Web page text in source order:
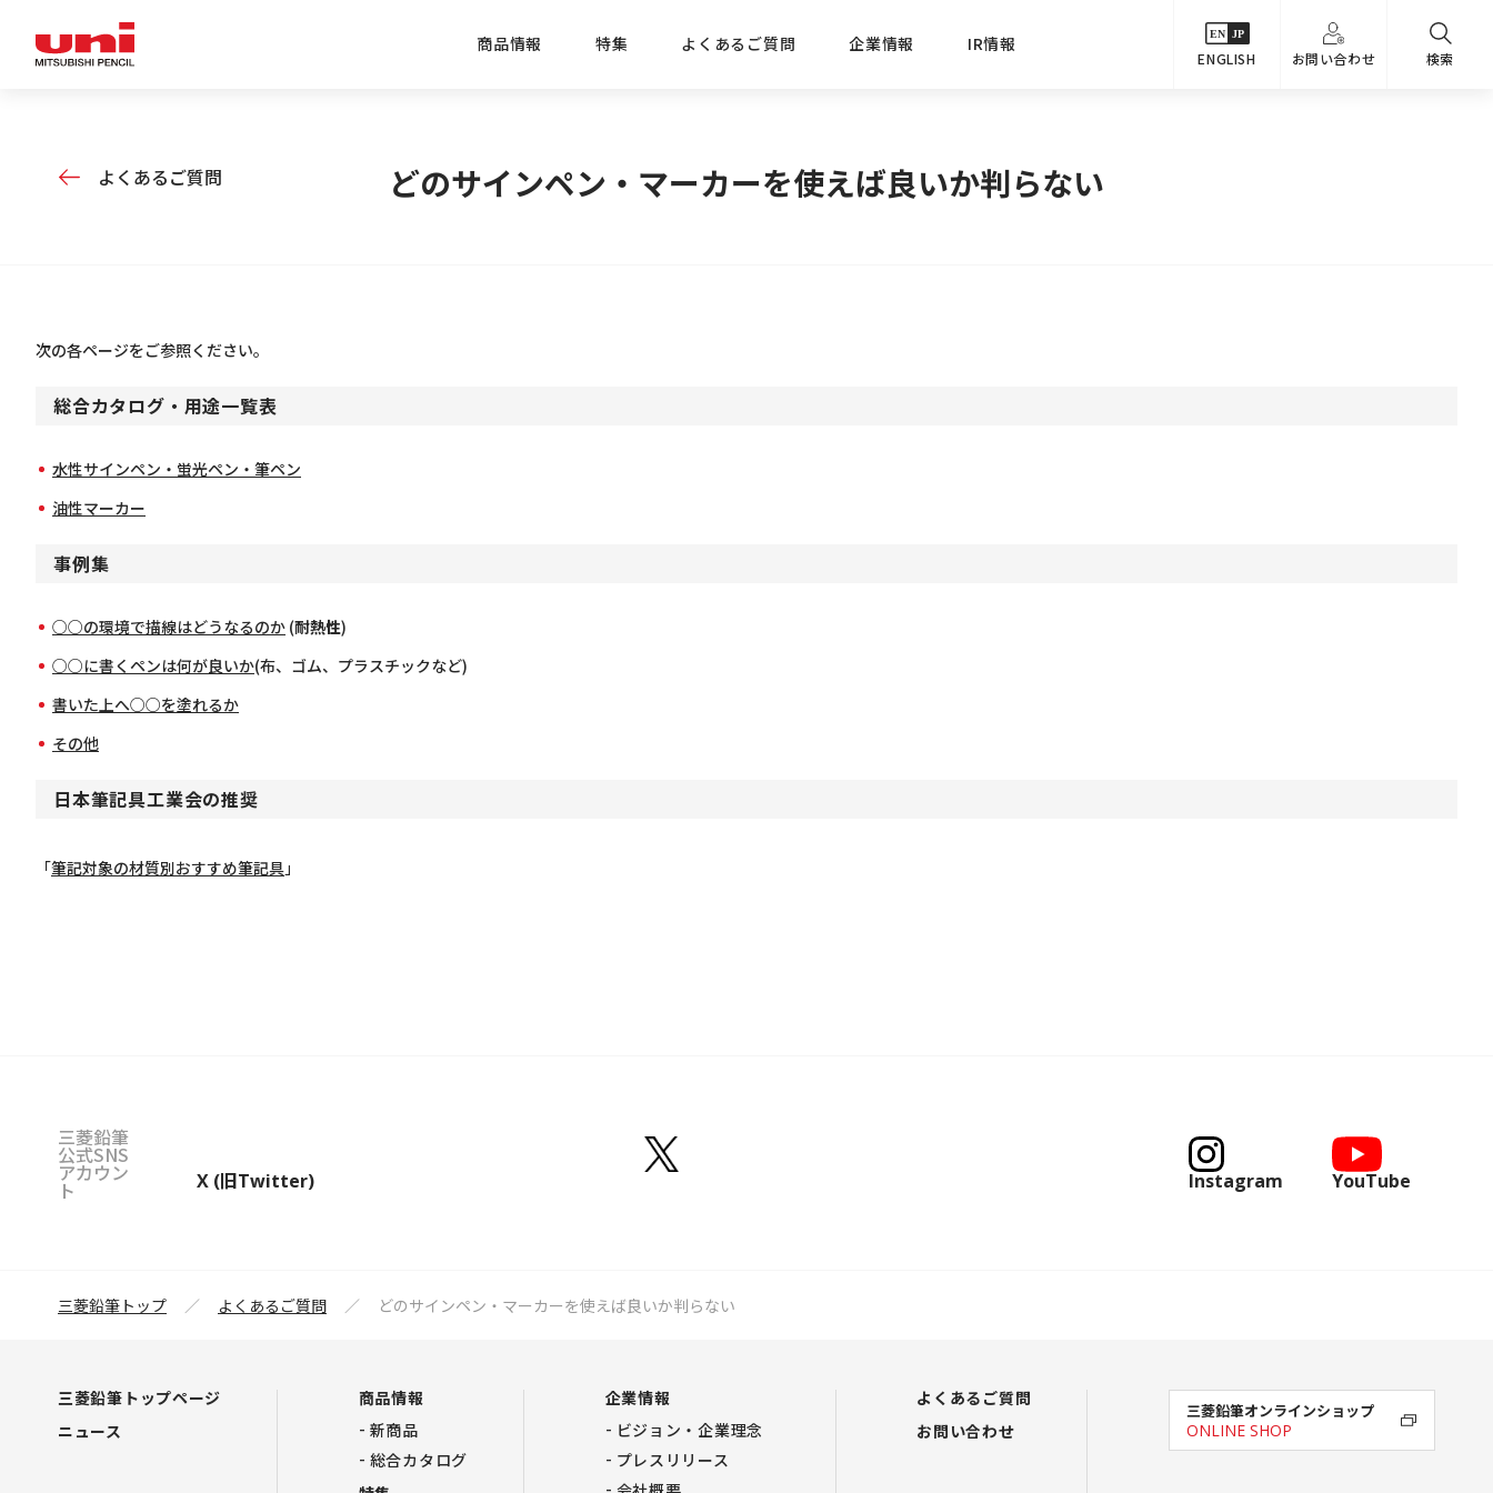
商品情報
商品情報トップ 新商品 目的・シーンでさがす
特集
特集トップ
おすすめコンテンツ
よくあるご質問 企業情報
企業情報トップ 経営方針 ごあいさつ
IR情報
IR情報トップ IRニュース 株式情報
ENGLISH お問い合わせ 検索
よくあるご質問 どのサインペン・マーカーを使えば良いか判らない
次の各ページをご参照ください。
総合カタログ・用途一覧表
水性サインペン・蛍光ペン・筆ペン
油性マーカー
事例集
○○の環境で描線はどうなるのか (耐熱性)
○○に書くペンは何が良いか(布、ゴム、プラスチックなど)
書いた上へ○○を塗れるか
その他
日本筆記具工業会の推奨
「筆記対象の材質別おすすめ筆記具」
三菱鉛筆
公式SNS
アカウン
ト X (旧Twitter) Instagram YouTube
三菱鉛筆トップ よくあるご質問 どのサインペン・マーカーを使えば良いか判らない
三菱鉛筆トップページ
ニュース
商品情報
新商品
総合カタログ
企業情報
ビジョン・企業理念
プレスリリース
よくあるご質問
お問い合わせ
三菱鉛筆オンラインショップ
ONLINE SHOP